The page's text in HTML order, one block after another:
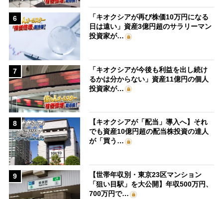
6
「キオクシアが再び株価10万円になる
日は遠い」資産3億円超のサラリーマン
投資家が…
7
「キオクシアが今後も利益を出し続け
るかは分からない」資産11億円の個人
投資家が…
8
【キオクシアが「配当」導入へ】それ
でも資産10億円超の配当株投資の達人
が「買う…
9
【世帯年収別・東京23区マンション
「狙い目駅」を大公開】年収500万円、
700万円で…